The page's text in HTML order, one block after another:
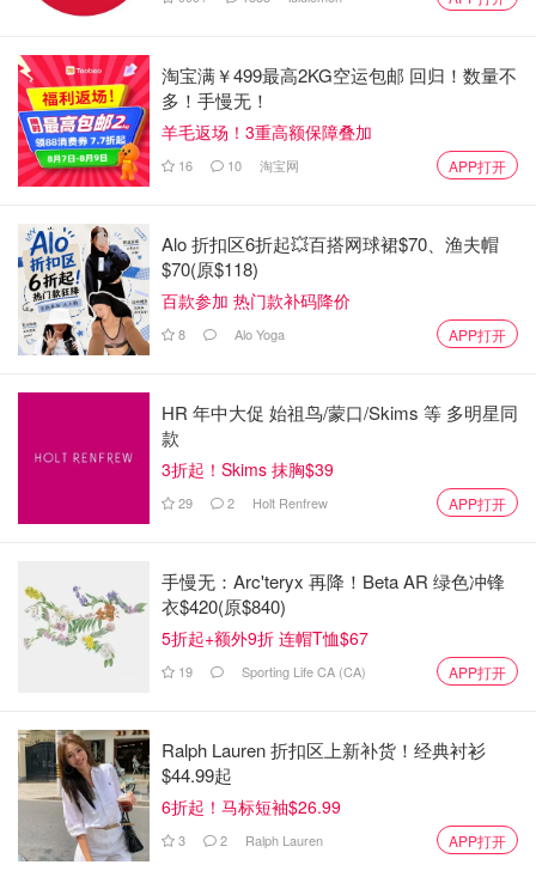
生活的考验和照拂都不会缺席，几个人的学业、婚姻、工作
都让乔一成操碎了心，而他自己的两次婚姻也牵动着这个大
家庭的喜和忧。他们经历过痛苦的考验，也迎来过希望和温
暖，一路走得跌跌撞撞又热热闹闹。说不上美满，也各有缺
为了那向上的一点光明，大家都在努力生活。
追剧神器推剧：如意视频（rysp.tv）
不用办会员，所有视频全免费！在国内看视频的一大痛苦就
是不办会员想看老剧看不了，想看新剧不能看到最新剧集，
而且很多想看的电视不能在一个平台看，还需要下载多个视
频软件或者办理不同平台的会员，真的太麻烦了。。。
淘宝满￥499最高2KG空运包邮 回归！数量不
多！手慢无！
羊毛返场！3重高额保障叠加
16 10 淘宝网 APP打开
Alo 折扣区6折起💥百搭网球裙$70、渔夫帽
$70(原$118)
百款参加 热门款补码降价
8 Alo Yoga APP打开
HR 年中大促 始祖鸟/蒙口/Skims 等 多明星同
款
3折起！Skims 抹胸$39
29 2 Holt Renfrew APP打开
手慢无：Arc'teryx 再降！Beta AR 绿色冲锋
衣$420(原$840)
5折起+额外9折 连帽T恤$67
19 Sporting Life CA (CA) APP打开
Ralph Lauren 折扣区上新补货！经典衬衫
$44.99起
6折起！马标短袖$26.99
3 2 Ralph Lauren APP打开